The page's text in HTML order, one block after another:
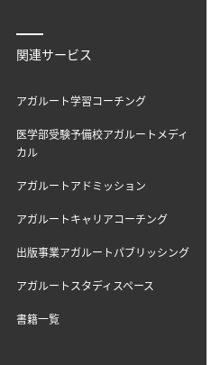
関連サービス
アガルート学習コーチング
医学部受験予備校アガルートメディ
カル
アガルートアドミッション
アガルートキャリアコーチング
出版事業アガルートパブリッシング
アガルートスタディスペース
書籍一覧